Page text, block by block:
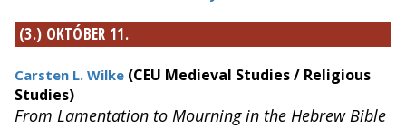
(3.) OKTÓBER 11.
Carsten L. Wilke (CEU Medieval Studies / Religious
Studies)
From Lamentation to Mourning in the Hebrew Bible